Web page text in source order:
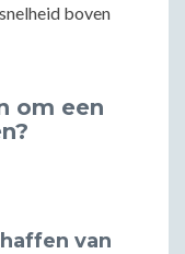
boven
om een
van